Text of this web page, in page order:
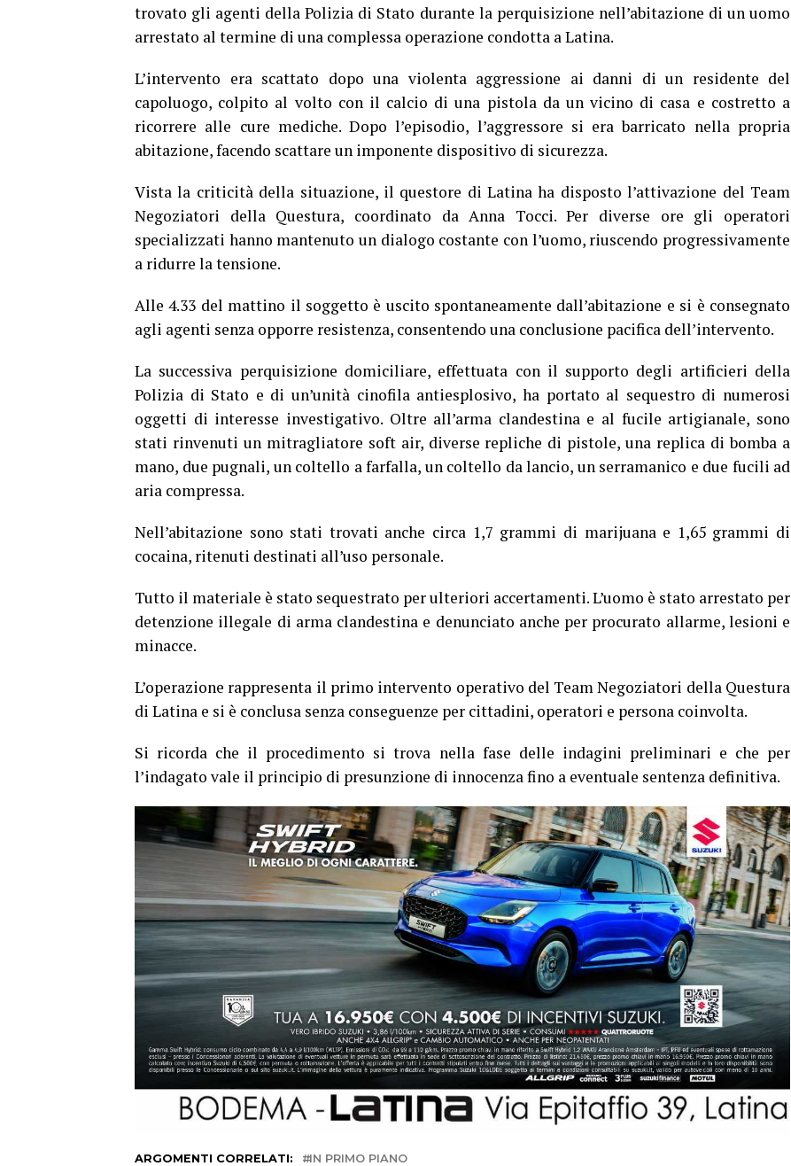
trovato gli agenti della Polizia di Stato durante la perquisizione nell’abitazione di un uomo
arrestato al termine di una complessa operazione condotta a Latina.
L’intervento era scattato dopo una violenta aggressione ai danni di un residente del
capoluogo, colpito al volto con il calcio di una pistola da un vicino di casa e costretto a
ricorrere alle cure mediche. Dopo l’episodio, l’aggressore si era barricato nella propria
abitazione, facendo scattare un imponente dispositivo di sicurezza.
Vista la criticità della situazione, il questore di Latina ha disposto l’attivazione del Team
Negoziatori della Questura, coordinato da Anna Tocci. Per diverse ore gli operatori
specializzati hanno mantenuto un dialogo costante con l’uomo, riuscendo progressivamente
a ridurre la tensione.
Alle 4.33 del mattino il soggetto è uscito spontaneamente dall’abitazione e si è consegnato
agli agenti senza opporre resistenza, consentendo una conclusione pacifica dell’intervento.
La successiva perquisizione domiciliare, effettuata con il supporto degli artificieri della
Polizia di Stato e di un’unità cinofila antiesplosivo, ha portato al sequestro di numerosi
oggetti di interesse investigativo. Oltre all’arma clandestina e al fucile artigianale, sono
stati rinvenuti un mitragliatore soft air, diverse repliche di pistole, una replica di bomba a
mano, due pugnali, un coltello a farfalla, un coltello da lancio, un serramanico e due fucili ad
aria compressa.
Nell’abitazione sono stati trovati anche circa 1,7 grammi di marijuana e 1,65 grammi di
cocaina, ritenuti destinati all’uso personale.
Tutto il materiale è stato sequestrato per ulteriori accertamenti. L’uomo è stato arrestato per
detenzione illegale di arma clandestina e denunciato anche per procurato allarme, lesioni e
minacce.
L’operazione rappresenta il primo intervento operativo del Team Negoziatori della Questura
di Latina e si è conclusa senza conseguenze per cittadini, operatori e persona coinvolta.
Si ricorda che il procedimento si trova nella fase delle indagini preliminari e che per
l’indagato vale il principio di presunzione di innocenza fino a eventuale sentenza definitiva.
ARGOMENTI CORRELATI: IN PRIMO PIANO